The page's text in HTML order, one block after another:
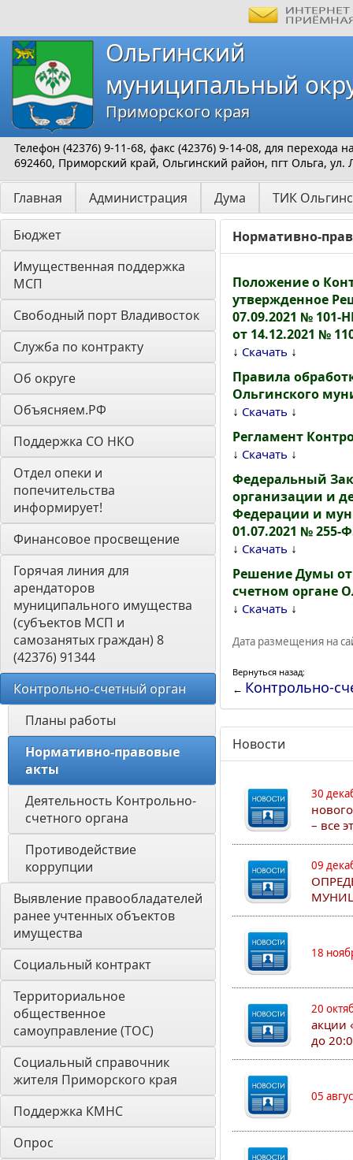
Ольгинский
муниципальный
Приморского края
Телефон (42376) 9-11-68, факс (42376) 9-14-08, для перехода
692460, Приморский край, Ольгинский район, пгт Ольга, ул.
Главная Администрация Дума ТИК
Бюджет
Имущественная поддержка
МСП
Свободный порт Владивосток
Служба по контракту
Об округе
Объясняем.РФ
Поддержка СО НКО
Отдел опеки и
попечительства
информирует!
Финансовое просвещение
Горячая линия для
арендаторов
муниципального имущества
(субъектов МСП и
самозанятых граждан) 8
(42376) 91344
Контрольно-счетный орган
Планы работы
Нормативно-правовые
акты
Деятельность Контрольно-
счетного органа
Противодействие
коррупции
Выявление правообладателей
ранее учтенных объектов
имущества
Социальный контракт
Территориальное
общественное
самоуправление (ТОС)
Социальный справочник
жителя Приморского края
Поддержка КМНС
Опрос
Нормативно-
Положение о
утвержденное
07.09.2021 №
от 14.12.2021 №
↓ Скачать ↓
Правила
Ольгинского
↓ Скачать ↓
Регламент
↓ Скачать ↓
Федеральный
организации и
Федерации и
01.07.2021 № 255-
↓ Скачать ↓
Решение Думы от
счетном органе
↓ Скачать ↓
Дата размещения на
Вернуться назад:
← Контрольно-
Новости
30
– все
09
18
20
акции
до
05